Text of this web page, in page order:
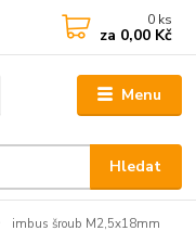
Menu
Hledat
0 ks
za 0,00 Kč
imbus šroub M2,5x18mm